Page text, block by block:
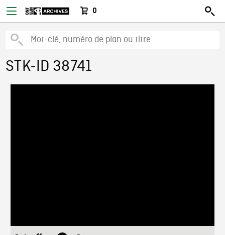
0
STK-ID 38741